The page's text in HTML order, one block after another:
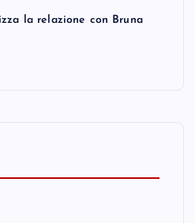
la relazione con Bruna